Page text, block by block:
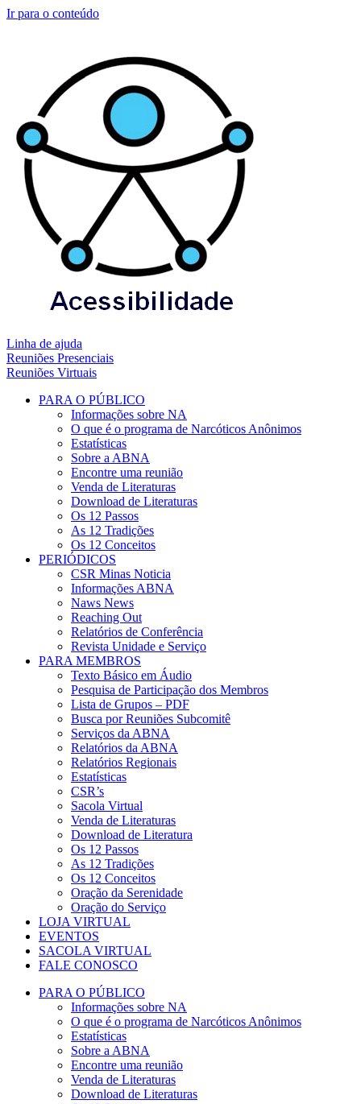
Ir para o conteúdo
Linha de ajuda
Reuniões Presenciais
Reuniões Virtuais
PARA O PÚBLICO
Informações sobre NA
O que é o programa de Narcóticos Anônimos
Estatísticas
Sobre a ABNA
Encontre uma reunião
Venda de Literaturas
Download de Literaturas
Os 12 Passos
As 12 Tradições
Os 12 Conceitos
PERIÓDICOS
CSR Minas Noticia
Informações ABNA
Naws News
Reaching Out
Relatórios de Conferência
Revista Unidade e Serviço
PARA MEMBROS
Texto Básico em Áudio
Pesquisa de Participação dos Membros
Lista de Grupos – PDF
Busca por Reuniões Subcomitê
Serviços da ABNA
Relatórios da ABNA
Relatórios Regionais
Estatísticas
CSR’s
Sacola Virtual
Venda de Literaturas
Download de Literatura
Os 12 Passos
As 12 Tradições
Os 12 Conceitos
Oração da Serenidade
Oração do Serviço
LOJA VIRTUAL
EVENTOS
SACOLA VIRTUAL
FALE CONOSCO
PARA O PÚBLICO
Informações sobre NA
O que é o programa de Narcóticos Anônimos
Estatísticas
Sobre a ABNA
Encontre uma reunião
Venda de Literaturas
Download de Literaturas